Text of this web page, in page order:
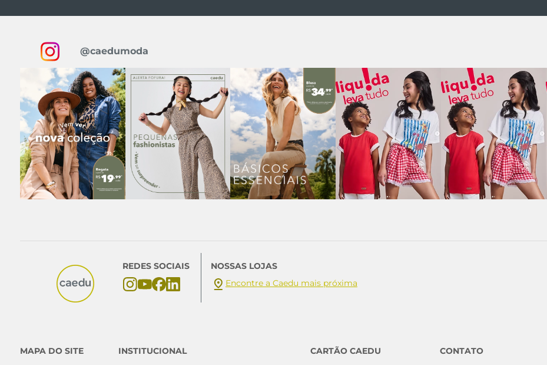
@caedumoda
REDES SOCIAIS
NOSSAS LOJAS
Encontre a Caedu mais próxima
MAPA DO SITE INSTITUCIONAL CARTÃO CAEDU CONTATO